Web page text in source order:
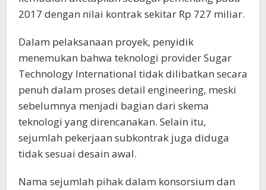
2017 dengan nilai kontrak sekitar Rp 727 miliar.
Dalam pelaksanaan proyek, penyidik
menemukan bahwa teknologi provider Sugar
Technology International tidak dilibatkan secara
penuh dalam proses detail engineering, meski
sebelumnya menjadi bagian dari skema
teknologi yang direncanakan. Selain itu,
sejumlah pekerjaan subkontrak juga diduga
tidak sesuai desain awal.
Nama sejumlah pihak dalam konsorsium dan